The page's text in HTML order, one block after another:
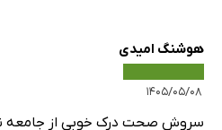
هوشنگ امیدی
۱۴۰۵/۰۵/۰۸
سروش صحت درک خوبی از جامعه